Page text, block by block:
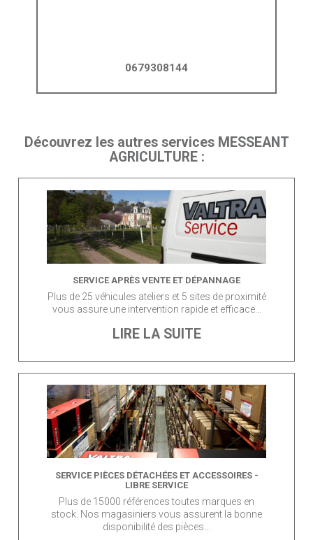
0679308144
Découvrez les autres services MESSEANT
AGRICULTURE :
SERVICE APRÈS VENTE ET DÉPANNAGE
Plus de 25 véhicules ateliers et 5 sites de proximité
vous assure une intervention rapide et efficace...
LIRE LA SUITE
SERVICE PIÈCES DÉTACHÉES ET ACCESSOIRES -
LIBRE SERVICE
Plus de 15000 références toutes marques en
stock. Nos magasiniers vous assurent la bonne
disponibilité des pièces...